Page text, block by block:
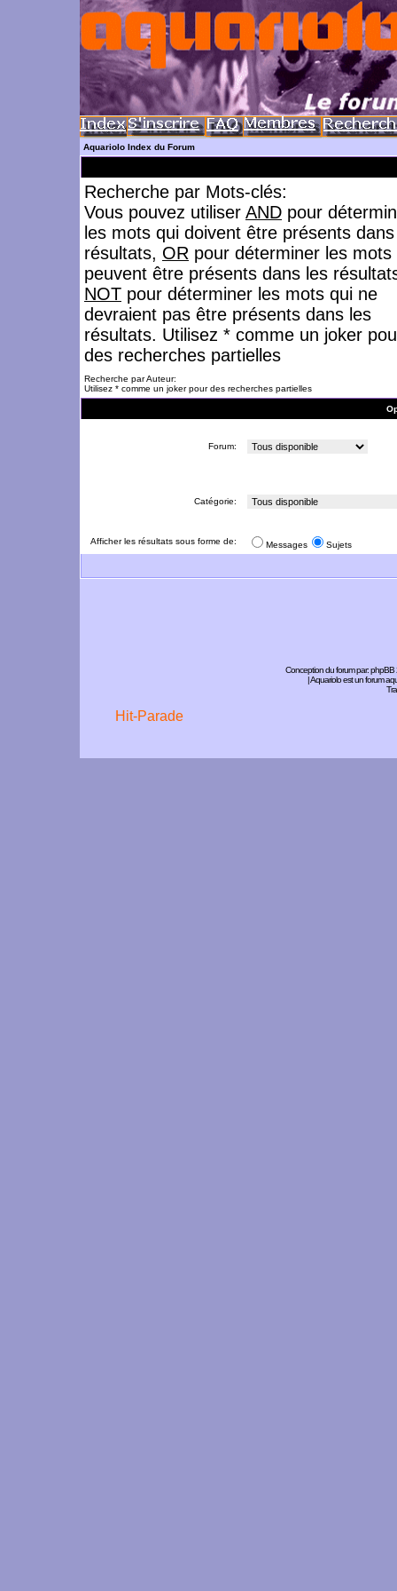
Aquariolo Index du Forum
Recherche par Mots-clés:
Vous pouvez utiliser AND pour
les mots qui doivent être présents
résultats, OR pour déterminer les mots
peuvent être présents dans les
NOT pour déterminer les mots qui ne
devraient pas être présents dans les
résultats. Utilisez * comme un joker
des recherches partielles
Recherche par Auteur:
Utilisez * comme un joker pour des recherches partielles
Forum:
Catégorie:
Afficher les résultats sous forme de: Messages Sujets
Conception du forum par:phpBB
| Aquariolo est un forum